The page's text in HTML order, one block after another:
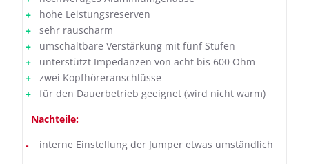
hohe Leistungsreserven
sehr rauscharm
umschaltbare Verstärkung mit fünf Stufen
unterstützt Impedanzen von acht bis 600 Ohm
zwei Kopfhöreranschlüsse
für den Dauerbetrieb geeignet (wird nicht warm)
Nachteile:
interne Einstellung der Jumper etwas umständlich